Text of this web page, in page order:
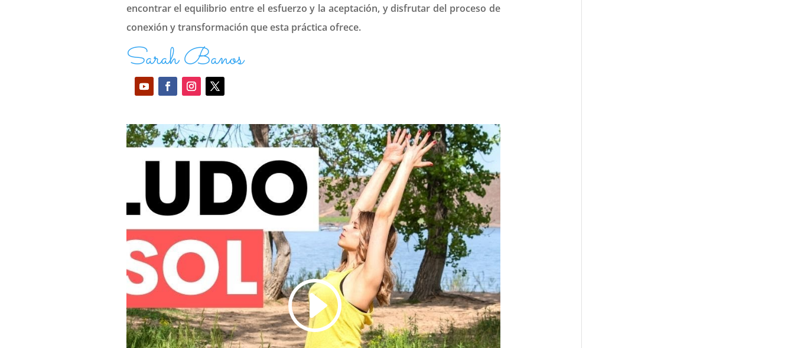
encontrar el equilibrio entre el esfuerzo y la aceptación, y disfrutar del proceso de
conexión y transformación que esta práctica ofrece.
Sarah Banos